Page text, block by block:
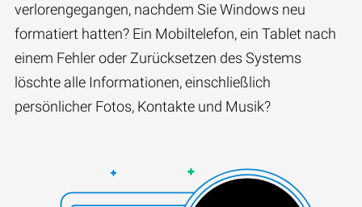
verlorengegangen, nachdem Sie Windows neu
formatiert hatten? Ein Mobiltelefon, ein Tablet nach
einem Fehler oder Zurücksetzen des Systems
löschte alle Informationen, einschließlich
persönlicher Fotos, Kontakte und Musik?